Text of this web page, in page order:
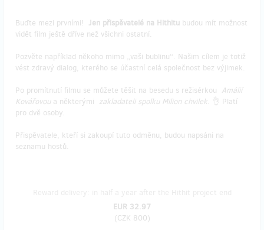
Buďte mezi prvními! Jen přispěvatelé na Hithitu budou mít možnost
vidět film ještě dříve než všichni ostatní.
Pozvěte například někoho mimo „vaši bublinu“. Našim cílem je totiž
vést zdravý dialog, kterého se účastní celá společnost bez výjimek.
Po promítnutí filmu se můžete těšit na besedu s režisérkou Amálií
Kovářovou a některými zakladateli spolku Milion chvilek. 👌 Platí
pro dvě osoby.
Přispěvatele, kteří si zakoupí tuto odměnu, budou napsáni na
seznamu hostů.
EUR 32.97
(CZK 800)